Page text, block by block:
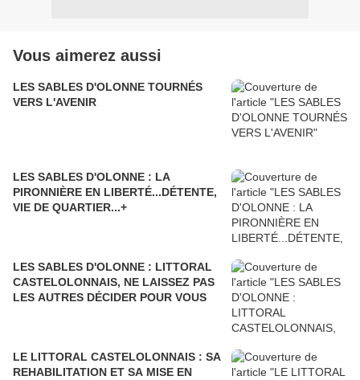
Vous aimerez aussi
LES SABLES D'OLONNE TOURNÉS
VERS L'AVENIR
LES SABLES D'OLONNE : LA
PIRONNIÈRE EN LIBERTÉ...DÉTENTE,
VIE DE QUARTIER...+
LES SABLES D'OLONNE : LITTORAL
CASTELOLONNAIS, NE LAISSEZ PAS
LES AUTRES DÉCIDER POUR VOUS
LE LITTORAL CASTELOLONNAIS : SA
REHABILITATION ET SA MISE EN